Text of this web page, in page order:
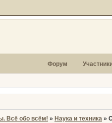
Форум
Всё обо всём! » Наука и техника »